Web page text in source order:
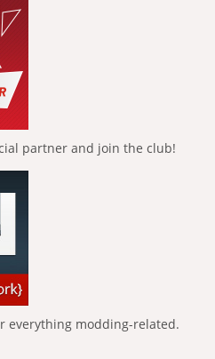
partner and join the club!
everything modding-related.